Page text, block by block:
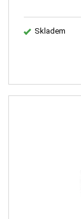
Skladem